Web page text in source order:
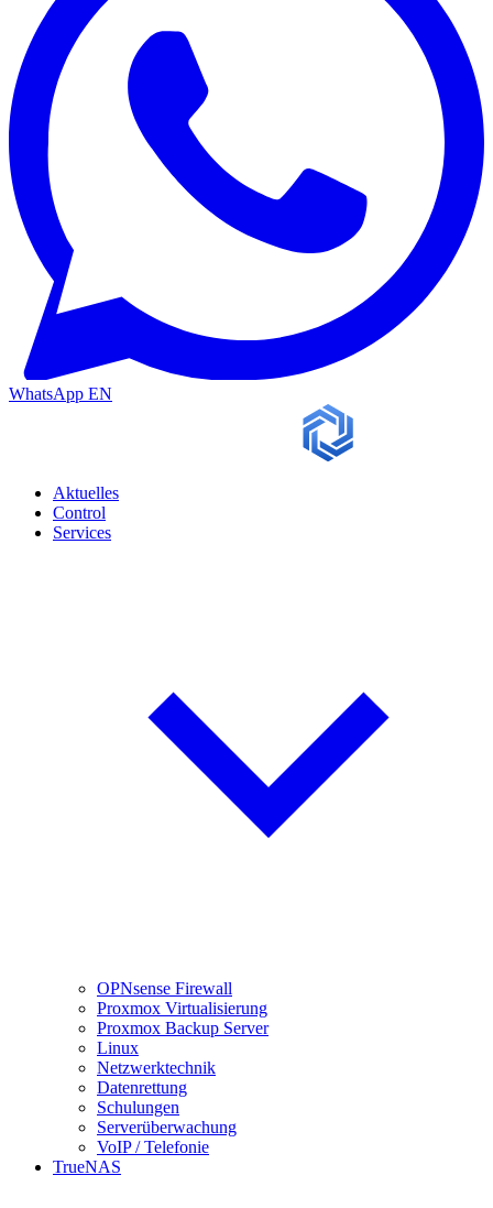
WhatsApp EN
Aktuelles
Control
Services
OPNsense Firewall
Proxmox Virtualisierung
Proxmox Backup Server
Linux
Netzwerktechnik
Datenrettung
Schulungen
Serverüberwachung
VoIP / Telefonie
TrueNAS